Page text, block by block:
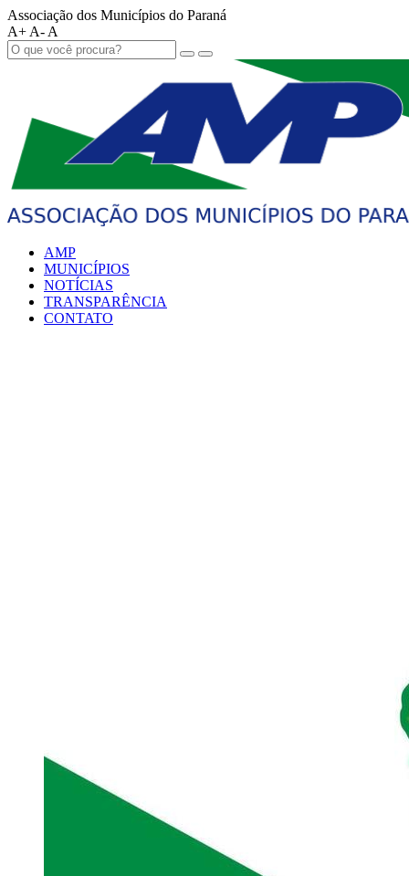
Associação dos Municípios do Paraná
A+ A- A
AMP
MUNICÍPIOS
NOTÍCIAS
TRANSPARÊNCIA
CONTATO